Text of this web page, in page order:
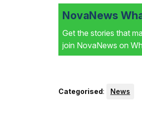
NovaNews
Get the stories that
join NovaNews on
Categorised: News